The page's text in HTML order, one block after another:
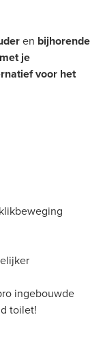
en bijhorende
je
voor het
ingebouwde
toilet!